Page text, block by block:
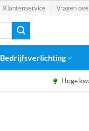
Klantenservice Vragen
Bedrijfsverlichting
Hoge